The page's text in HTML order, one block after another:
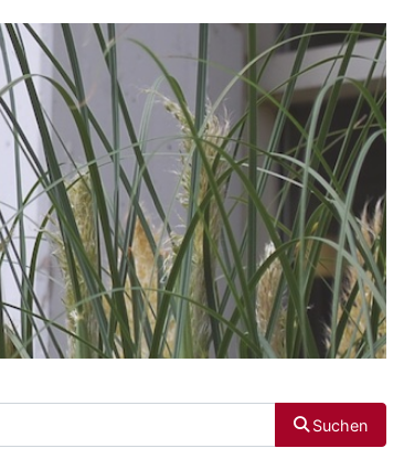
Suchen